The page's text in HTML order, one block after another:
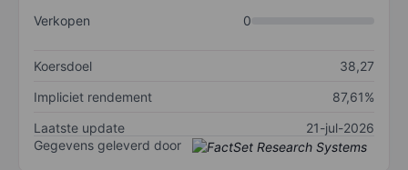
Verkopen
0
Koersdoel
38,27
Impliciet rendement
87,61%
Laatste update
21-jul-2026
Gegevens geleverd door